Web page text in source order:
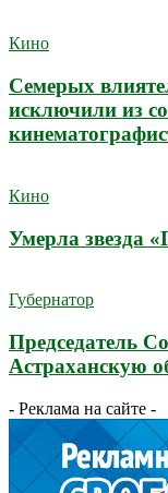
Кино
Семерых
исключили из
Кино
Умерла звезда
Губернатор
Председатель
Астраханскую
- Реклама на сайте -